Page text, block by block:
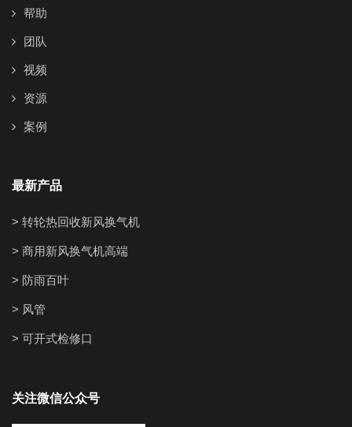
帮助
团队
视频
资源
案例
最新产品
> 转轮热回收新风换气机
> 商用新风换气机高端
> 防雨百叶
> 风管
> 可开式检修口
关注微信公众号